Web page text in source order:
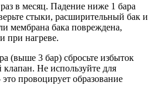
в месяц. Падение ниже 1 бара
стыки, расширительный бак и
мембрана бака повреждена,
при нагреве.
(выше 3 бар) сбросьте избыток
клапан. Не используйте для
провоцирует образование